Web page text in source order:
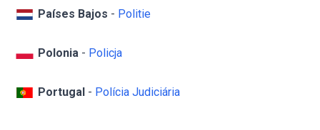
Países Bajos - Politie
Polonia - Policja
Portugal - Polícia Judiciária